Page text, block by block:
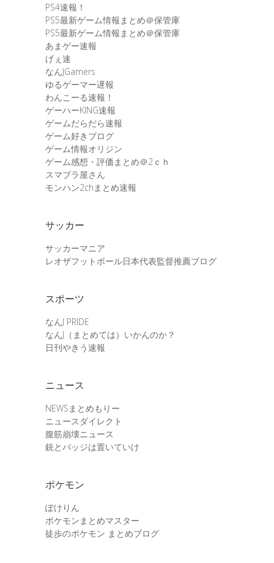
PS4速報！
PS5最新ゲーム情報まとめ＠保管庫
PS5最新ゲーム情報まとめ＠保管庫
あまゲー速報
げぇ速
なんJGamers
ゆるゲーマー遅報
わんこーる速報！
ゲーハーKING速報
ゲームだらだら速報
ゲーム好きブログ
ゲーム情報オリジン
ゲーム感想・評価まとめ＠2ｃｈ
スマブラ屋さん
モンハン2chまとめ速報
サッカー
サッカーマニア
レオザフットボール日本代表監督推薦ブログ
スポーツ
なんJ PRIDE
なんJ（まとめては）いかんのか？
日刊やきう速報
ニュース
NEWSまとめもりー
ニュースダイレクト
腹筋崩壊ニュース
銃とバッジは置いていけ
ポケモン
ぽけりん
ポケモンまとめマスター
徒歩のポケモン まとめブログ